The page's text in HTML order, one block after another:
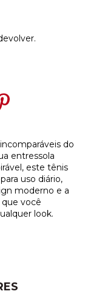
do
entressola
este tênis
uso diário,
moderno e a
você
look.